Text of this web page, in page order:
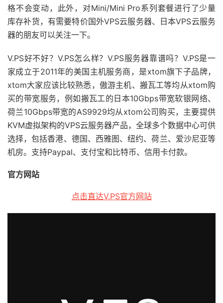
格不会变动，此外，对Mini/Mini Pro系列套餐进行了少量
库存补货，有需要特价国外VPS云服务器、日本VPS云服务
器的朋友可以关注一下。
V.PS好不好？V.PS怎么样？V.PS服务器靠谱吗？V.PS是一
家成立于2011年的美国主机服务商，是xtom旗下子品牌，
xtom大家应该比较熟悉，傲游主机、搬瓦工等均从xtom购
买的带宽服务，例如搬瓦工的日本10Gbps带宽软银网络、
荷兰10Gbps带宽的AS9929均从xtom公司购买，主要提供
KVM虚拟架构的VPS云服务器产品，全球多个数据中心可供
选择，包括香港、德国、西雅图、纽约、荷兰、爱沙尼亚等
机房。支持Paypal、支付宝和比特币、信用卡付款。
官方网站
点击直达V.PS官方网站